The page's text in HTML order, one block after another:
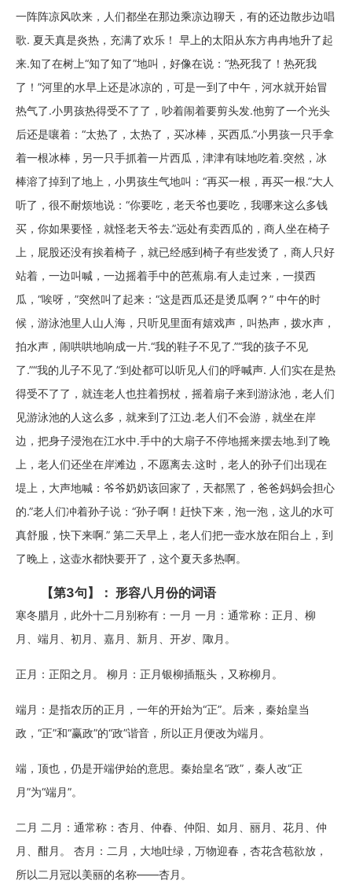
一阵阵凉风吹来，人们都坐在那边乘凉边聊天，有的还边散步边唱
歌. 夏天真是炎热，充满了欢乐！ 早上的太阳从东方冉冉地升了起
来.知了在树上“知了知了”地叫，好像在说：“热死我了！热死我
了！”河里的水早上还是冰凉的，可是一到了中午，河水就开始冒
热气了.小男孩热得受不了了，吵着闹着要剪头发.他剪了一个光头
后还是嚷着：“太热了，太热了，买冰棒，买西瓜.”小男孩一只手拿
着一根冰棒，另一只手抓着一片西瓜，津津有味地吃着.突然，冰
棒溶了掉到了地上，小男孩生气地叫：“再买一根，再买一根.”大人
听了，很不耐烦地说：“你要吃，老天爷也要吃，我哪来这么多钱
买，你如果要怪，就怪老天爷去.”远处有卖西瓜的，商人坐在椅子
上，屁股还没有挨着椅子，就已经感到椅子有些发烫了，商人只好
站着，一边叫喊，一边摇着手中的芭蕉扇.有人走过来，一摸西
瓜，“唉呀，”突然叫了起来：“这是西瓜还是烫瓜啊？” 中午的时
候，游泳池里人山人海，只听见里面有嬉戏声，叫热声，拨水声，
拍水声，闹哄哄地响成一片.“我的鞋子不见了.”“我的孩子不见
了.”“我的儿子不见了.”到处都可以听见人们的呼喊声. 人们实在是热
得受不了了，就连老人也拄着拐杖，摇着扇子来到游泳池，老人们
见游泳池的人这么多，就来到了江边.老人们不会游，就坐在岸
边，把身子浸泡在江水中.手中的大扇子不停地摇来摆去地.到了晚
上，老人们还坐在岸滩边，不愿离去.这时，老人的孙子们出现在
堤上，大声地喊：爷爷奶奶该回家了，天都黑了，爸爸妈妈会担心
的.”老人们冲着孙子说：“孙子啊！赶快下来，泡一泡，这儿的水可
真舒服，快下来啊.” 第二天早上，老人们把一壶水放在阳台上，到
了晚上，这壶水都快要开了，这个夏天多热啊。
【第3句】： 形容八月份的词语
寒冬腊月，此外十二月别称有：一月 一月：通常称：正月、柳
月、端月、初月、嘉月、新月、开岁、陬月。
正月：正阳之月。 柳月：正月银柳插瓶头，又称柳月。
端月：是指农历的正月，一年的开始为“正”。后来，秦始皇当
政，“正”和“赢政”的“政”谐音，所以正月便改为端月。
端，顶也，仍是开端伊始的意思。秦始皇名“政”，秦人改“正
月”为“端月”。
二月 二月：通常称：杏月、仲春、仲阳、如月、丽月、花月、仲
月、酣月。 杏月：二月，大地吐绿，万物迎春，杏花含苞欲放，
所以二月冠以美丽的名称——杏月。